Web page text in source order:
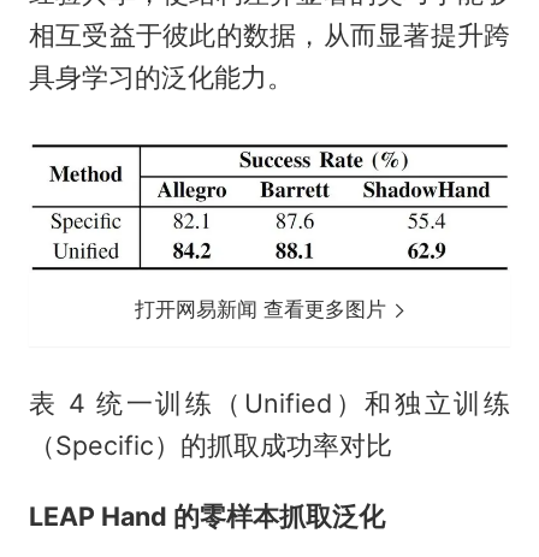
相互受益于彼此的数据，从而显著提升跨
具身学习的泛化能力。
打开网易新闻 查看更多图片
表 4 统一训练（Unified）和独立训练
（Specific）的抓取成功率对比
LEAP Hand 的零样本抓取泛化